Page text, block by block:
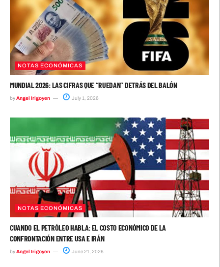
NOTAS ECONÓMICAS
MUNDIAL 2026: LAS CIFRAS QUE “RUEDAN” DETRÁS DEL BALÓN
byAngel Irigoyen July 1, 2026
NOTAS ECONÓMICAS
CUANDO EL PETRÓLEO HABLA: EL COSTO ECONÓMICO DE LA
CONFRONTACIÓN ENTRE USA E IRÁN
byAngel Irigoyen June 21, 2026